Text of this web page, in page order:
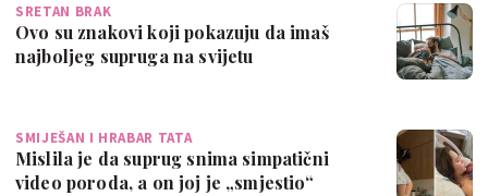
SRETAN BRAK
Ovo su znakovi koji pokazuju da imaš
najboljeg supruga na svijetu
SMIJEŠAN I HRABAR TATA
Mislila je da suprug snima simpatični
video poroda, a on joj je „smjestio“